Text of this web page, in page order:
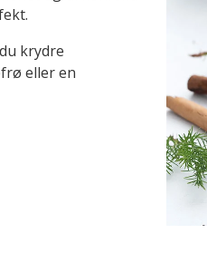
krydre
eller en